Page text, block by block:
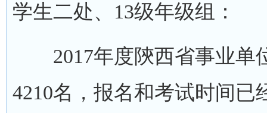
学生二处、13级年级组：
2017年度陝西省事业单
4210名，报名和考试时间已